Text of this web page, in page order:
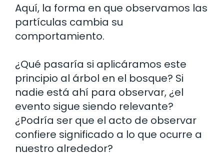
Aquí, la forma en que observamos las
partículas cambia su
comportamiento.
¿Qué pasaría si aplicáramos este
principio al árbol en el bosque? Si
nadie está ahí para observar, ¿el
evento sigue siendo relevante?
¿Podría ser que el acto de observar
confiere significado a lo que ocurre a
nuestro alrededor?